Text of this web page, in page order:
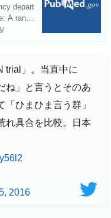
depart
A rando
trial」。当直中に
ね」と言うとそのあ
ひまひま言う群」
れ具合を比較。日本
2016